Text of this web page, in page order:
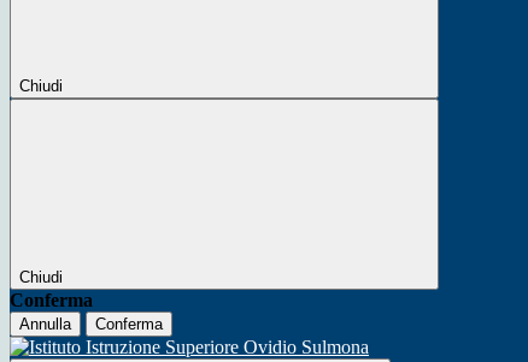
Chiudi
Chiudi
Conferma
Annulla Conferma